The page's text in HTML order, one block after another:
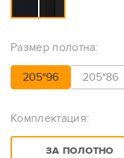
Размер полотна:
205*96 205*86
Комплектация:
ЗА ПОЛОТНО